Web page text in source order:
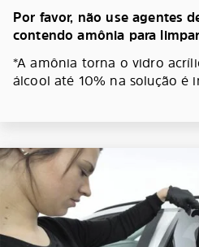
Por favor, não use agentes
contendo amônia para
*A amônia torna o vidro
álcool até 10% na solução é